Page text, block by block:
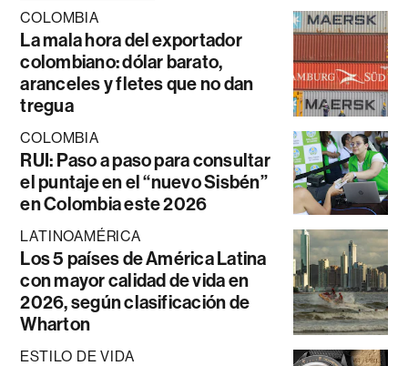
COLOMBIA
La mala hora del exportador
colombiano: dólar barato,
aranceles y fletes que no dan
tregua
COLOMBIA
RUI: Paso a paso para consultar
el puntaje en el “nuevo Sisbén”
en Colombia este 2026
LATINOAMÉRICA
Los 5 países de América Latina
con mayor calidad de vida en
2026, según clasificación de
Wharton
ESTILO DE VIDA